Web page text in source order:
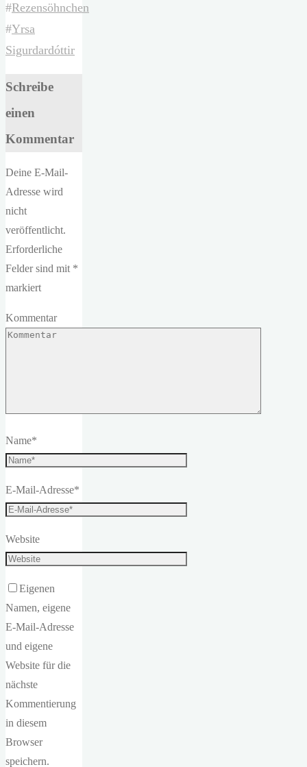
#Rezensöhnchen
#Yrsa
Sigurdardóttir
Schreibe
einen
Kommentar
Deine E-Mail-
Adresse wird
nicht
veröffentlicht.
Erforderliche
Felder sind mit *
markiert
Kommentar
Name*
E-Mail-Adresse*
Website
Eigenen
Namen, eigene
E-Mail-Adresse
und eigene
Website für die
nächste
Kommentierung
in diesem
Browser
speichern.